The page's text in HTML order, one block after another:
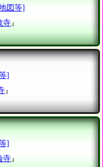
図等]
寺』
]
』
]
寺 』